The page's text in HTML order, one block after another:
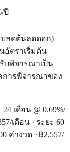
ปี
ลดต้นลดดอก)
อัตราเริ่มต้น
บพิจารณาเป็น
การพิจารณาของ
24 เดือน @ 0.69%/
เดือน · ระยะ 60
ค่างวด ~฿2,557/